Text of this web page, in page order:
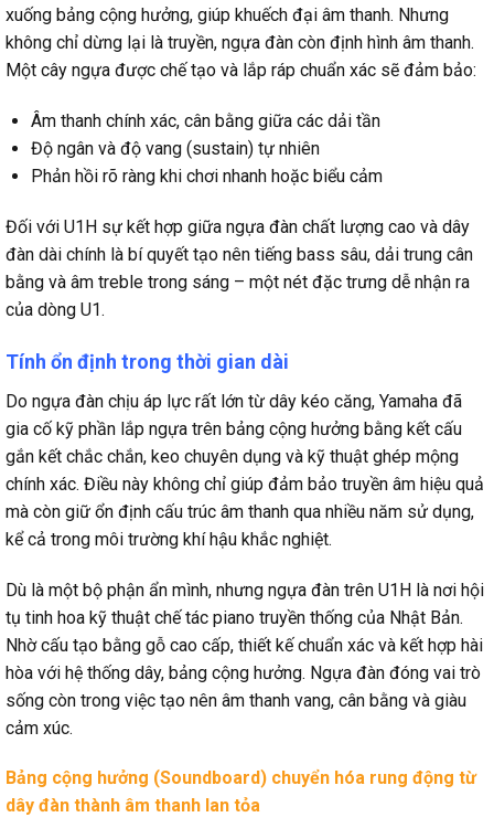
xuống bảng cộng hưởng, giúp khuếch đại âm thanh. Nhưng
không chỉ dừng lại là truyền, ngựa đàn còn định hình âm thanh.
Một cây ngựa được chế tạo và lắp ráp chuẩn xác sẽ đảm bảo:
Âm thanh chính xác, cân bằng giữa các dải tần
Độ ngân và độ vang (sustain) tự nhiên
Phản hồi rõ ràng khi chơi nhanh hoặc biểu cảm
Đối với U1H sự kết hợp giữa ngựa đàn chất lượng cao và dây
đàn dài chính là bí quyết tạo nên tiếng bass sâu, dải trung cân
bằng và âm treble trong sáng – một nét đặc trưng dễ nhận ra
của dòng U1.
Tính ổn định trong thời gian dài
Do ngựa đàn chịu áp lực rất lớn từ dây kéo căng, Yamaha đã
gia cố kỹ phần lắp ngựa trên bảng cộng hưởng bằng kết cấu
gắn kết chắc chắn, keo chuyên dụng và kỹ thuật ghép mộng
chính xác. Điều này không chỉ giúp đảm bảo truyền âm hiệu quả
mà còn giữ ổn định cấu trúc âm thanh qua nhiều năm sử dụng,
kể cả trong môi trường khí hậu khắc nghiệt.
Dù là một bộ phận ẩn mình, nhưng ngựa đàn trên U1H là nơi hội
tụ tinh hoa kỹ thuật chế tác piano truyền thống của Nhật Bản.
Nhờ cấu tạo bằng gỗ cao cấp, thiết kế chuẩn xác và kết hợp hài
hòa với hệ thống dây, bảng cộng hưởng. Ngựa đàn đóng vai trò
sống còn trong việc tạo nên âm thanh vang, cân bằng và giàu
cảm xúc.
Bảng cộng hưởng (Soundboard) chuyển hóa rung động từ
dây đàn thành âm thanh lan tỏa